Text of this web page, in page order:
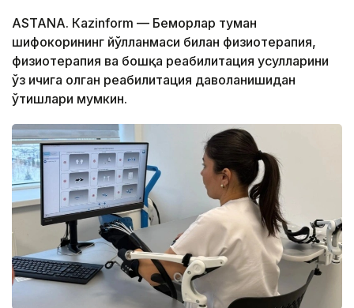
ASTANА. Кazinform — Беморлар туман
шифокорининг йўлланмаси билан физиотерапия,
физиотерапия ва бошқа реабилитация усулларини
ўз ичига олган реабилитация даволанишидан
ўтишлари мумкин.